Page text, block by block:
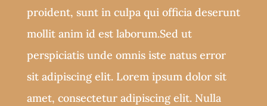
proident, sunt in culpa qui officia deserunt
mollit anim id est laborum.Sed ut
perspiciatis unde omnis iste natus error
sit adipiscing elit. Lorem ipsum dolor sit
amet, consectetur adipiscing elit. Nulla